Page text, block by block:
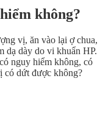
không?
vị, ăn vào lại ợ chua,
dạ dày do vi khuẩn HP.
nguy hiểm không, có
có dứt được không?